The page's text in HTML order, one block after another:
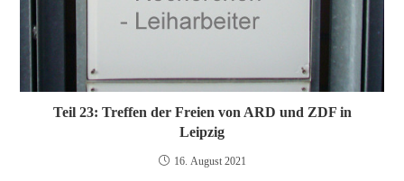
Teil 23: Treffen der Freien von ARD und ZDF in
Leipzig
16. August 2021